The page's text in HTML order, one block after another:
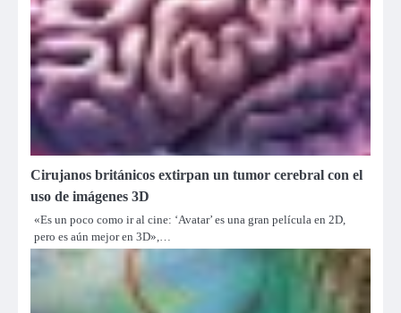
Cirujanos británicos extirpan un tumor cerebral con el
uso de imágenes 3D
«Es un poco como ir al cine: ‘Avatar’ es una gran película en 2D,
pero es aún mejor en 3D»,…